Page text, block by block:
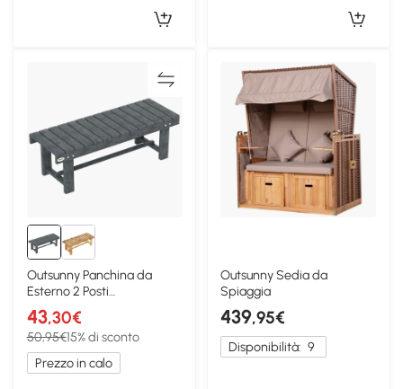
Outsunny Panchina da
Esterno 2 Posti
Impermeabile Legno Grigio
43,30€
50,95€15% di sconto
Prezzo in calo
Outsunny Sedia da
Spiaggia
439,95€
Disponibilità: 9